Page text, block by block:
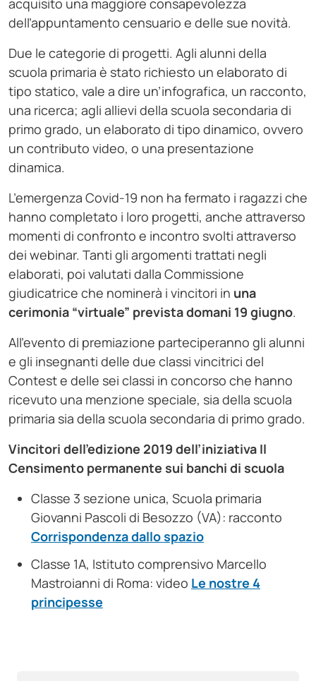
acquisito una maggiore consapevolezza
dell’appuntamento censuario e delle sue novità.
Due le categorie di progetti. Agli alunni della
scuola primaria è stato richiesto un elaborato di
tipo statico, vale a dire un’infografica, un racconto,
una ricerca; agli allievi della scuola secondaria di
primo grado, un elaborato di tipo dinamico, ovvero
un contributo video, o una presentazione
dinamica.
L’emergenza Covid-19 non ha fermato i ragazzi che
hanno completato i loro progetti, anche attraverso
momenti di confronto e incontro svolti attraverso
dei webinar. Tanti gli argomenti trattati negli
elaborati, poi valutati dalla Commissione
giudicatrice che nominerà i vincitori in una
cerimonia “virtuale” prevista domani 19 giugno.
All’evento di premiazione parteciperanno gli alunni
e gli insegnanti delle due classi vincitrici del
Contest e delle sei classi in concorso che hanno
ricevuto una menzione speciale, sia della scuola
primaria sia della scuola secondaria di primo grado.
Vincitori dell’edizione 2019 dell’iniziativa Il
Censimento permanente sui banchi di scuola
Classe 3 sezione unica, Scuola primaria
Giovanni Pascoli di Besozzo (VA): racconto
Corrispondenza dallo spazio
Classe 1A, Istituto comprensivo Marcello
Mastroianni di Roma: video Le nostre 4
principesse